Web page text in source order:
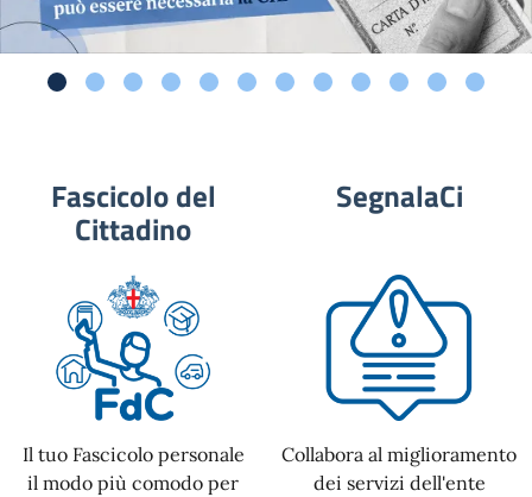
Fascicolo del
Cittadino
Il tuo Fascicolo personale
il modo più comodo per
SegnalaCi
Collabora al miglioramento
dei servizi dell'ente